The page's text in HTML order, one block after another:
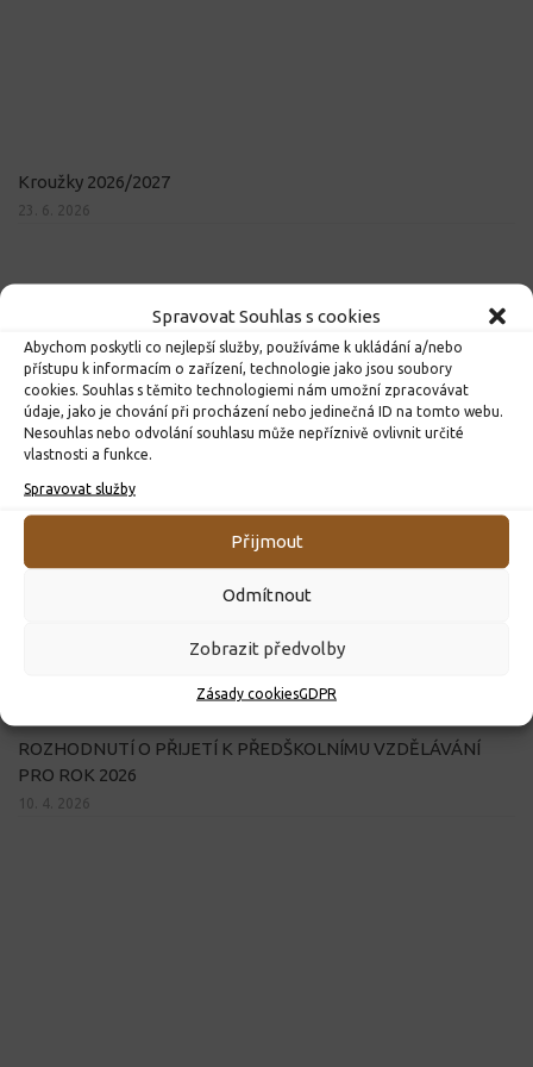
Spravovat Souhlas s cookies
Abychom poskytli co nejlepší služby, používáme k ukládání a/nebo
přístupu k informacím o zařízení, technologie jako jsou soubory
cookies. Souhlas s těmito technologiemi nám umožní zpracovávat
údaje, jako je chování při procházení nebo jedinečná ID na tomto webu.
Nesouhlas nebo odvolání souhlasu může nepříznivě ovlivnit určité
vlastnosti a funkce.
Spravovat služby
Přijmout
Odmítnout
Zobrazit předvolby
Zásady cookiesGDPR
Kroužky 2026/2027
23. 6. 2026
ROZHODNUTÍ O PŘIJETÍ K PŘEDŠKOLNÍMU VZDĚLÁVÁNÍ
PRO ROK 2026
10. 4. 2026